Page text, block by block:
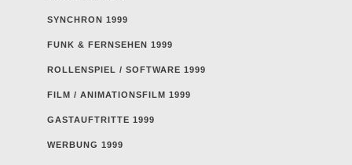
SYNCHRON 1999
FUNK & FERNSEHEN 1999
ROLLENSPIEL / SOFTWARE 1999
FILM / ANIMATIONSFILM 1999
GASTAUFTRITTE 1999
WERBUNG 1999